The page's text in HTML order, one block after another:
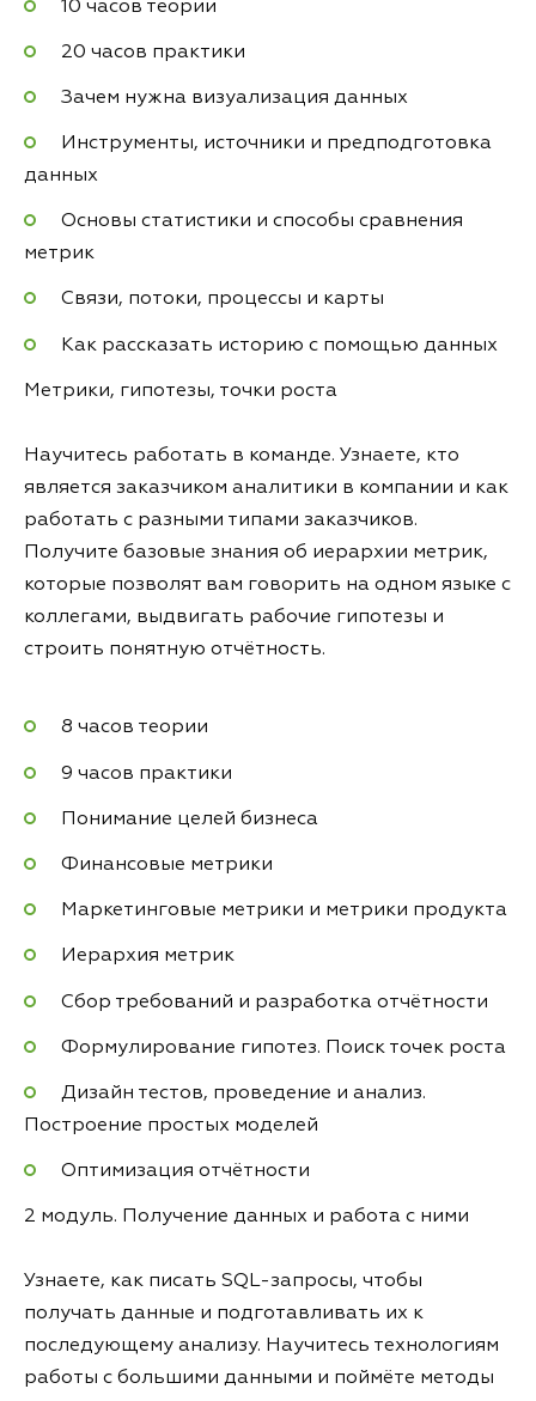
10 часов теории
20 часов практики
Зачем нужна визуализация данных
Инструменты, источники и предподготовка
данных
Основы статистики и способы сравнения
метрик
Связи, потоки, процессы и карты
Как рассказать историю с помощью данных
Метрики, гипотезы, точки роста
Научитесь работать в команде. Узнаете, кто
является заказчиком аналитики в компании и как
работать с разными типами заказчиков.
Получите базовые знания об иерархии метрик,
которые позволят вам говорить на одном языке с
коллегами, выдвигать рабочие гипотезы и
строить понятную отчётность.
8 часов теории
9 часов практики
Понимание целей бизнеса
Финансовые метрики
Маркетинговые метрики и метрики продукта
Иерархия метрик
Сбор требований и разработка отчётности
Формулирование гипотез. Поиск точек роста
Дизайн тестов, проведение и анализ.
Построение простых моделей
Оптимизация отчётности
2 модуль. Получение данных и работа с ними
Узнаете, как писать SQL-запросы, чтобы
получать данные и подготавливать их к
последующему анализу. Научитесь технологиям
работы с большими данными и поймёте методы